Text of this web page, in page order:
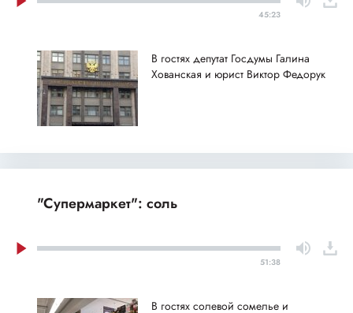
45:23
В гостях депутат Госдумы Галина
Хованская и юрист Виктор Федорук
"Супермаркет": соль
51:38
В гостях солевой сомелье и